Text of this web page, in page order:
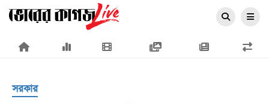
×
সরকার